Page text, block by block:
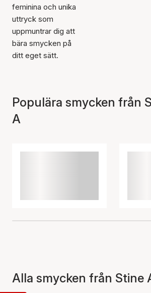
feminina och unika
uttryck som
uppmuntrar dig att
bära smycken på
ditt eget sätt.
Populära smycken från
A
Alla smycken från Stine